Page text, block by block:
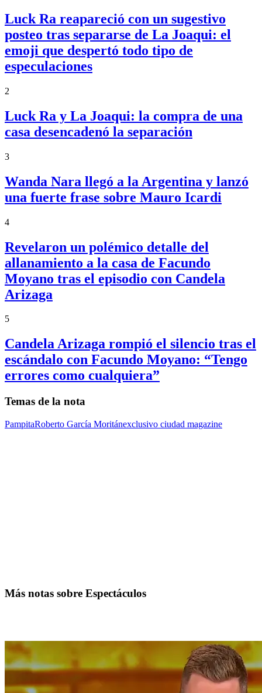
Luck Ra reapareció con un sugestivo
posteo tras separarse de La Joaqui: el
emoji que despertó todo tipo de
especulaciones
2
Luck Ra y La Joaqui: la compra de una
casa desencadenó la separación
3
Wanda Nara llegó a la Argentina y lanzó
una fuerte frase sobre Mauro Icardi
4
Revelaron un polémico detalle del
allanamiento a la casa de Facundo
Moyano tras el episodio con Candela
Arizaga
5
Candela Arizaga rompió el silencio tras el
escándalo con Facundo Moyano: “Tengo
errores como cualquiera”
Temas de la nota
PampitaRoberto García Moritánexclusivo ciudad magazine
Más notas sobre Espectáculos